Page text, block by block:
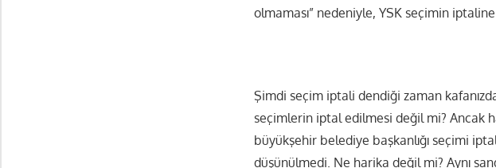
olmaması” nedeniyle, YSK seçimin
Şimdi seçim iptali dendiği zaman
seçimlerin iptal edilmesi değil mi? Ancak
büyükşehir belediye başkanlığı seçimi
düşünülmedi. Ne harika değil mi? Aynı